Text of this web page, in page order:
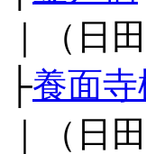
｜（日
├養面寺
｜（日